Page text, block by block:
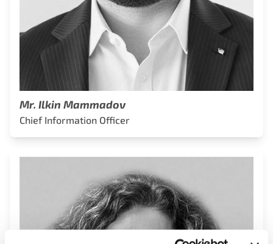
Mr. Ilkin Mammadov
Chief Information Officer